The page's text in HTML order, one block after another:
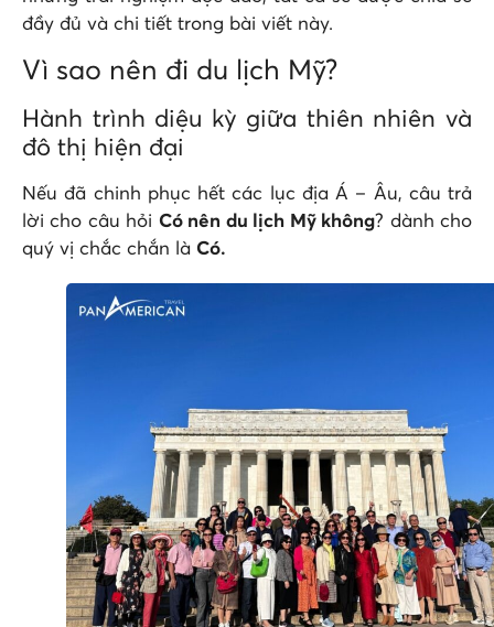
đầy đủ và chi tiết trong bài viết này.
Vì sao nên đi du lịch Mỹ?
Hành trình diệu kỳ giữa thiên nhiên và
đô thị hiện đại
Nếu đã chinh phục hết các lục địa Á – Âu, câu trả
lời cho câu hỏi Có nên du lịch Mỹ không? dành cho
quý vị chắc chắn là Có.